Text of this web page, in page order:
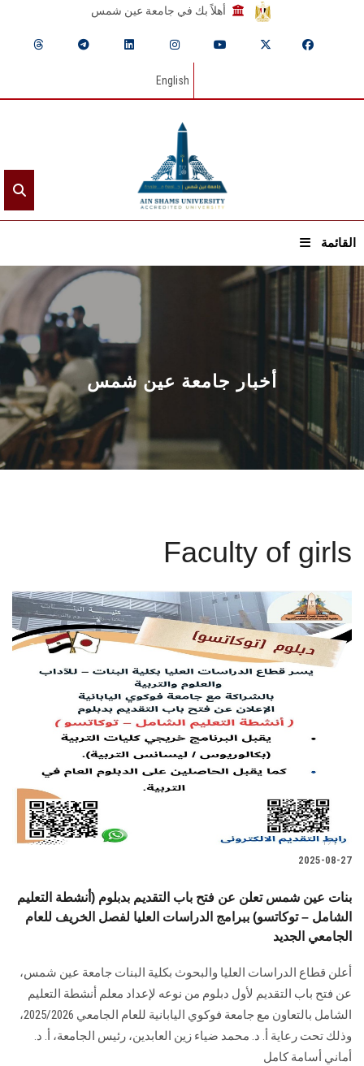
أهلاً بك في جامعة عين شمس
English
القائمة
الرئيسيـة
عن الجامعة
القطاعـات
الشئون الأكاديمية
البحث العلمي
الأنظمة الذكية
الإعلام
هيئة التدريس
الدراسات العليا
الموظفون
سجل الان
أخبار جامعة عين شمس
Faculty of girls
2025-08-27
بنات عين شمس تعلن عن فتح باب التقديم بدبلوم (أنشطة التعليم
الشامل – توكاتسو) ببرامج الدراسات العليا لفصل الخريف للعام
الجامعي الجديد
أعلن قطاع الدراسات العليا والبحوث بكلية البنات جامعة عين شمس،
عن فتح باب التقديم لأول دبلوم من نوعه لإعداد معلم أنشطة التعليم
الشامل بالتعاون مع جامعة فوكوي اليابانية للعام الجامعي 2025/2026،
وذلك تحت رعاية أ. د. محمد ضياء زين العابدين، رئيس الجامعة، أ. د.
أماني أسامة كامل